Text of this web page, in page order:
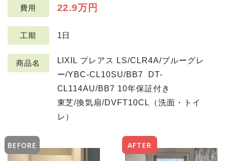
費用 22.9万円
工期 1日
商品名
LIXIL プレアス LS/CLR4A/ブルーグレ
ー/YBC-CL10SU/BB7 DT-
CL114AU/BB7 10年保証付き
東芝/換気扇/DVFT10CL（洗面・トイ
レ）
BEFORE AFTER